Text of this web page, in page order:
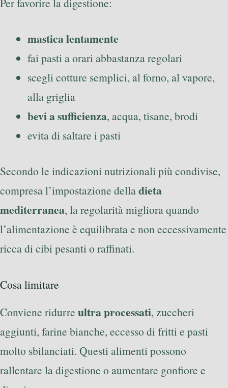
mastica lentamente
fai pasti a orari abbastanza regolari
scegli cotture semplici, al forno, al vapore,
alla griglia
bevi a sufficienza, acqua, tisane, brodi
evita di saltare i pasti
Secondo le indicazioni nutrizionali più condivise,
compresa l’impostazione delladieta
mediterranea, la regolarità migliora quando
l’alimentazione è equilibrata e non eccessivamente
ricca di cibi pesanti o raffinati.
Cosa limitare
Conviene ridurre ultra processati, zuccheri
aggiunti, farine bianche, eccesso di fritti e pasti
molto sbilanciati. Questi alimenti possono
rallentare la digestione o aumentare gonfiore e